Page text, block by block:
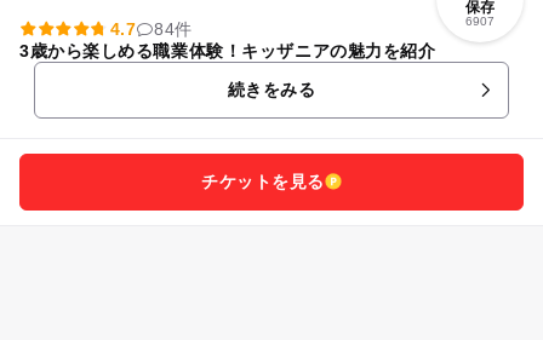
保存
6907
4.7
84件
3歳から楽しめる職業体験！キッザニアの魅力を紹介
続きをみる
チケットを見る